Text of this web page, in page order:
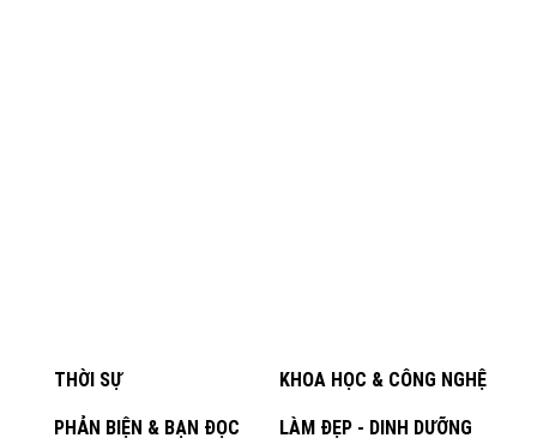
THỜI SỰ KHOA HỌC & CÔNG NGHỆ
PHẢN BIỆN & BẠN ĐỌC LÀM ĐẸP - DINH DƯỠNG